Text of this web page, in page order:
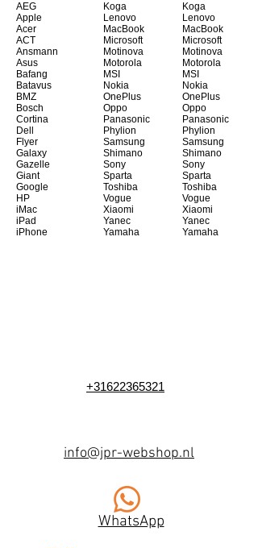
AEG
Apple
Acer
ACT
Ansmann
Asus
Bafang
Batavus
BMZ
Bosch
Cortina
Dell
Flyer
Galaxy
Gazelle
Giant
Google
HP
iMac
iPad
iPhone
Koga
Lenovo
MacBook
Microsoft
Motinova
Motorola
MSI
Nokia
OnePlus
Oppo
Panasonic
Phylion
Samsung
Shimano
Sony
Sparta
Toshiba
Vogue
Xiaomi
Yanec
Yamaha
Koga
Lenovo
MacBook
Microsoft
Motinova
Motorola
MSI
Nokia
OnePlus
Oppo
Panasonic
Phylion
Samsung
Shimano
Sony
Sparta
Toshiba
Vogue
Xiaomi
Yanec
Yamaha
+31622365321
info@jpr-webshop.nl
WhatsApp